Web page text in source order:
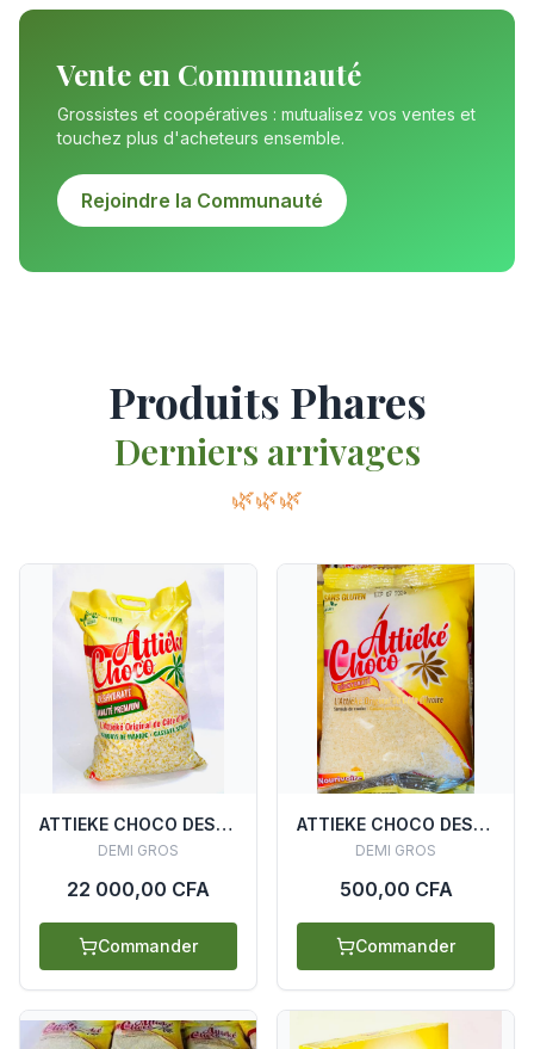
Vente en Communauté
Grossistes et coopératives : mutualisez vos ventes et
touchez plus d'acheteurs ensemble.
Rejoindre la Communauté
Produits Phares
Derniers arrivages
🌿🌿🌿
ATTIEKE CHOCO DESYDRATE SACHET 10KG
DEMI GROS
22 000,00 CFA
Commander
ATTIEKE CHOCO DESYDRATE SACHET 200G
DEMI GROS
500,00 CFA
Commander